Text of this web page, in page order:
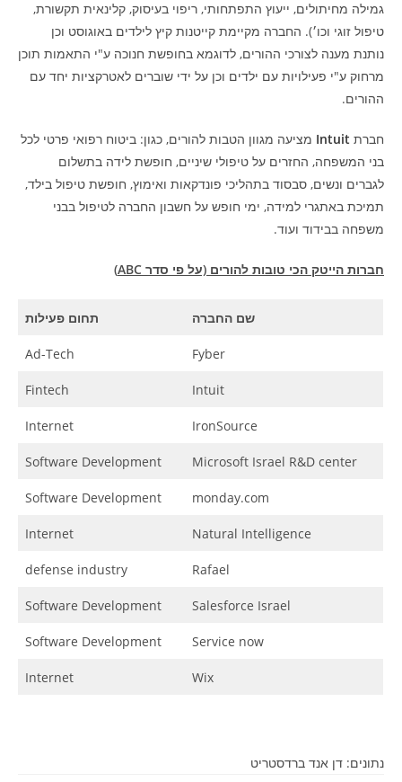
גמילה מחיתולים, ייעוץ התפתחותי, ריפוי בעיסוק, קלינאית תקשורת,
טיפול זוגי וכו׳). החברה מקיימת קייטנות קיץ לילדים באוגוסט וכן
נותנת מענה לצורכי ההורים, לדוגמא בחופשת חנוכה ע"י התאמות תוכן
מרחוק ע"י פעילויות עם ילדים וכן על ידי שוברים לאטרקציות יחד עם
ההורים.
חברת Intuit מציעה מגוון הטבות להורים, כגון: ביטוח רפואי פרטי לכל
בני המשפחה, החזרים על טיפולי שיניים, חופשת לידה בתשלום
לגברים ונשים, סבסוד בתהליכי פונדקאות ואימוץ, חופשת טיפול בילד,
תמיכת באתגרי למידה, ימי חופש על חשבון החברה לטיפול בבני
משפחה בבידוד ועוד.
חברות הייטק הכי טובות להורים (על פי סדר ABC
)
שם החברה תחום פעילות
Fyber
Ad-Tech
Intuit
Fintech
IronSource
Internet
Microsoft Israel R&D center
Software Development
monday.com
Software Development
Natural Intelligence
Internet
Rafael
defense industry
Salesforce Israel
Software Development
Service now
Software Development
Wix
Internet
נתונים: דן אנד ברדסטריט